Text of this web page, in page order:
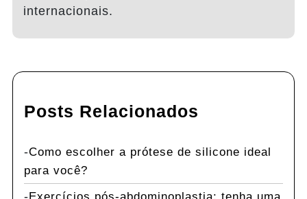
internacionais.
Posts Relacionados
Como escolher a prótese de silicone ideal
para você?